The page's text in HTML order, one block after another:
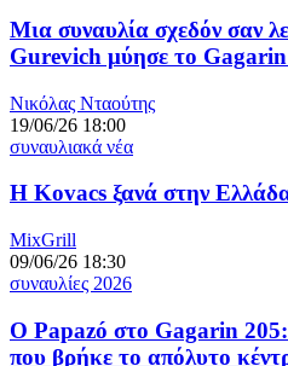
Μια συναυλία σχεδόν σαν
Gurevich μύησε το
Νικόλας Νταούτης
19/06/26 18:00
συναυλιακά νέα
Η Kovacs ξανά στην Ελλάδα
MixGrill
09/06/26 18:30
συναυλίες 2026
Ο Papazó στο Gagarin
που βρήκε το απόλυτο